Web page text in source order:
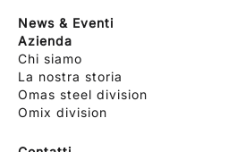
News & Eventi
Azienda
Chi siamo
La nostra storia
Omas steel division
Omix division